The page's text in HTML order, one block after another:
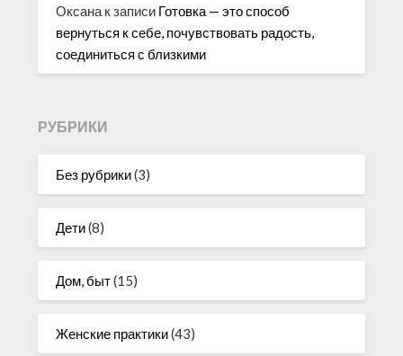
Оксана к записи Готовка — это способ
вернуться к себе, почувствовать радость,
соединиться с близкими
РУБРИКИ
Без рубрики(3)
Дети(8)
Дом, быт(15)
Женские практики(43)